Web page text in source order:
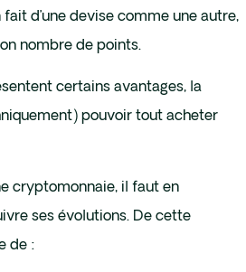
fait d’une devise comme une autre,
nombre de points.
certains avantages, la
pouvoir tout acheter
cryptomonnaie, il faut en
ses évolutions. De cette
de :